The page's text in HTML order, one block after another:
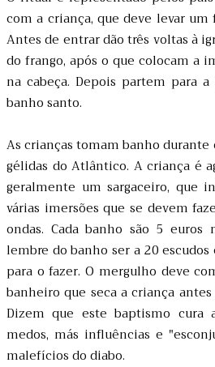
com a criança, que deve levar um
Antes de entrar dão três voltas à
do frango, após o que colocam a
na cabeça. Depois partem para
banho santo.
As crianças tomam banho durante
gélidas do Atlântico. A criança é
geralmente um sargaceiro, que
várias imersões que se devem
ondas. Cada banho são 5
lembre do banho ser a 20
para o fazer. O mergulho deve
banheiro que seca a criança
Dizem que este baptismo cura
medos, más influências e
malefícios do diabo.